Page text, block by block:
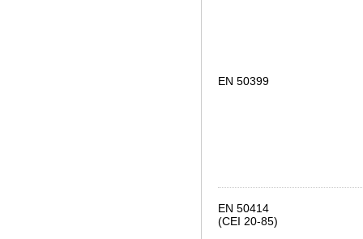
EN 50399
EN 50414
(CEI 20-85)